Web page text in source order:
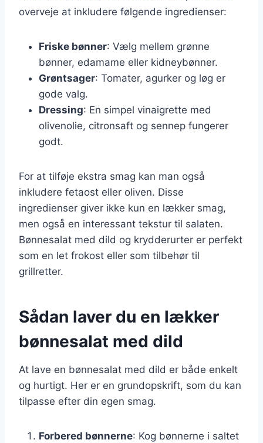
overveje at inkludere følgende ingredienser:
Friske bønner: Vælg mellem grønne
bønner, edamame eller kidneybønner.
Grøntsager: Tomater, agurker og løg er
gode valg.
Dressing: En simpel vinaigrette med
olivenolie, citronsaft og sennep fungerer
godt.
For at tilføje ekstra smag kan man også
inkludere fetaost eller oliven. Disse
ingredienser giver ikke kun en lækker smag,
men også en interessant tekstur til salaten.
Bønnesalat med dild og krydderurter er perfekt
som en let frokost eller som tilbehør til
grillretter.
Sådan laver du en lækker
bønnesalat med dild
At lave en bønnesalat med dild er både enkelt
og hurtigt. Her er en grundopskrift, som du kan
tilpasse efter din egen smag.
Forbered bønnerne: Kog bønnerne i saltet